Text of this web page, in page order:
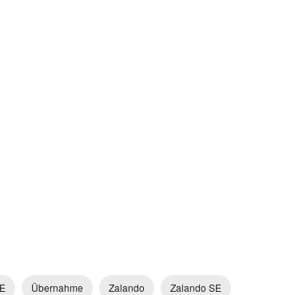
Übernahme Zalando Zalando SE